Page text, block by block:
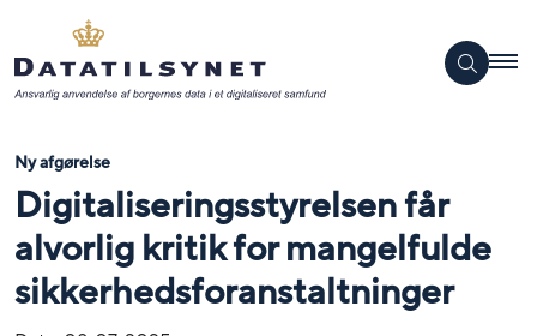
Ny afgørelse
Digitaliseringsstyrelsen får
alvorlig kritik for mangelfulde
sikkerhedsforanstaltninger